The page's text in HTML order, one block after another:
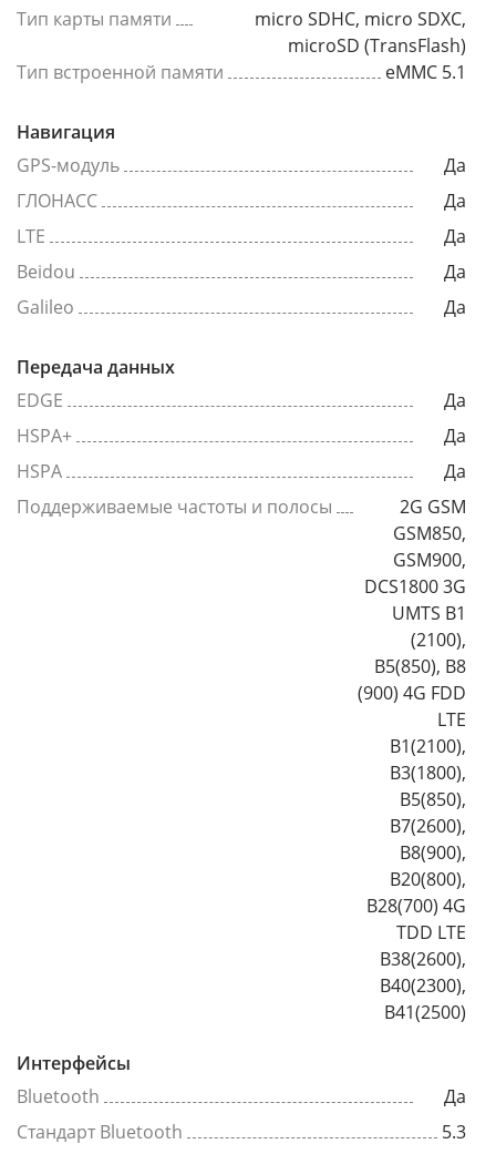
Тип карты памяти
micro SDHC, micro SDXC,
microSD (TransFlash)
Тип встроенной памяти
eMMC 5.1
Навигация
GPS-модуль
Да
ГЛОНАСС
Да
LTE
Да
Beidou
Да
Galileo
Да
Передача данных
EDGE
Да
HSPA+
Да
HSPA
Да
Поддерживаемые частоты и полосы
2G GSM
GSM850,
GSM900,
DCS1800 3G
UMTS B1
(2100),
B5(850), B8
(900) 4G FDD
LTE
B1(2100),
B3(1800),
B5(850),
B7(2600),
B8(900),
B20(800),
B28(700) 4G
TDD LTE
B38(2600),
B40(2300),
B41(2500)
Интерфейсы
Bluetooth
Да
Стандарт Bluetooth
5.3